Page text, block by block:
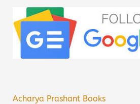
Acharya Prashant Books